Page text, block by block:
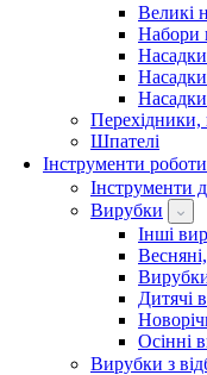
Великі
Набори
Перехідники,
Шпателі
Інструменти
Інструменти
Вирубки
Інші
Дитячі
Осінні
Вирубки з